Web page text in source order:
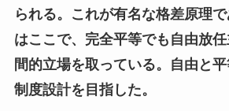
られる。これが有名な格差原理
はここで、完全平等でも自由放
間的立場を取っている。自由と
制度設計を目指した。